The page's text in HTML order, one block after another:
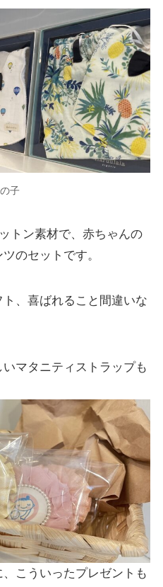
子
トン素材で、赤ちゃんの
のセットです。
、喜ばれること間違いな
マタニティストラップも
こういったプレゼントも